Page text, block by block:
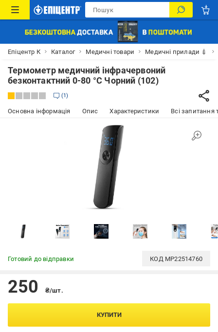
Епіцентр К Каталог Медичні товари Медичні прилади 💉
Термометр медичний інфрачервоний
безконтактний 0-80 °С Чорний (102)
1
Основна інформація Опис Характеристики Всі запитання
Готовий до відправки КОД MP22514760
250 ₴/шт.
КУПИТИ